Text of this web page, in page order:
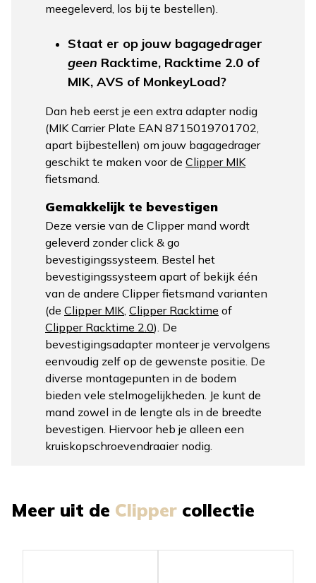
meegeleverd, los bij te bestellen).
Staat er op jouw bagagedrager
geen Racktime, Racktime 2.0 of
MIK, AVS of MonkeyLoad?
Dan heb eerst je een extra adapter nodig
(MIK Carrier Plate EAN 8715019701702,
apart bijbestellen) om jouw bagagedrager
geschikt te maken voor de Clipper MIK
fietsmand.
Gemakkelijk te bevestigen
Deze versie van de Clipper mand wordt
geleverd zonder click & go
bevestigingssysteem. Bestel het
bevestigingssysteem apart of bekijk één
van de andere Clipper fietsmand varianten
(de Clipper MIK, Clipper Racktime of
Clipper Racktime 2.0). De
bevestigingsadapter monteer je vervolgens
eenvoudig zelf op de gewenste positie. De
diverse montagepunten in de bodem
bieden vele stelmogelijkheden. Je kunt de
mand zowel in de lengte als in de breedte
bevestigen. Hiervoor heb je alleen een
kruiskopschroevendraaier nodig.
Meer uit de Clipper collectie